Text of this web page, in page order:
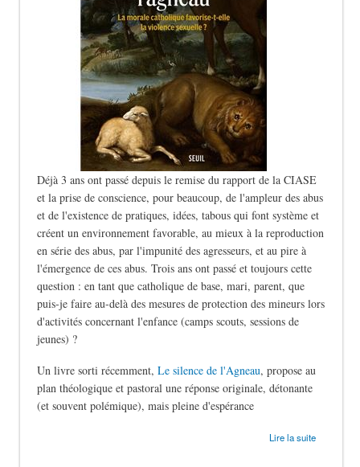
Déjà 3 ans ont passé depuis le remise du rapport de la CIASE
et la prise de conscience, pour beaucoup, de l'ampleur des abus
et de l'existence de pratiques, idées, tabous qui font système et
créent un environnement favorable, au mieux à la reproduction
en série des abus, par l'impunité des agresseurs, et au pire à
l'émergence de ces abus. Trois ans ont passé et toujours cette
question : en tant que catholique de base, mari, parent, que
puis-je faire au-delà des mesures de protection des mineurs lors
d'activités concernant l'enfance (camps scouts, sessions de
jeunes) ?
Un livre sorti récemment, Le silence de l'Agneau, propose au
plan théologique et pastoral une réponse originale, détonante
(et souvent polémique), mais pleine d'espérance
Lire la suite